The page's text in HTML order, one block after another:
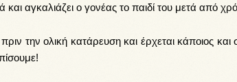
και αγκαλιάζει ο γονέας το παιδί του μετά από
την ολική κατάρευση και έρχεται κάποιος